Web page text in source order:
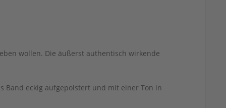
wollen. Die äußerst authentisch wirkende
Band eckig aufgepolstert und mit einer Ton in